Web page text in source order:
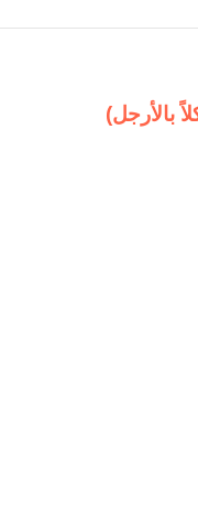
بالأرجل)